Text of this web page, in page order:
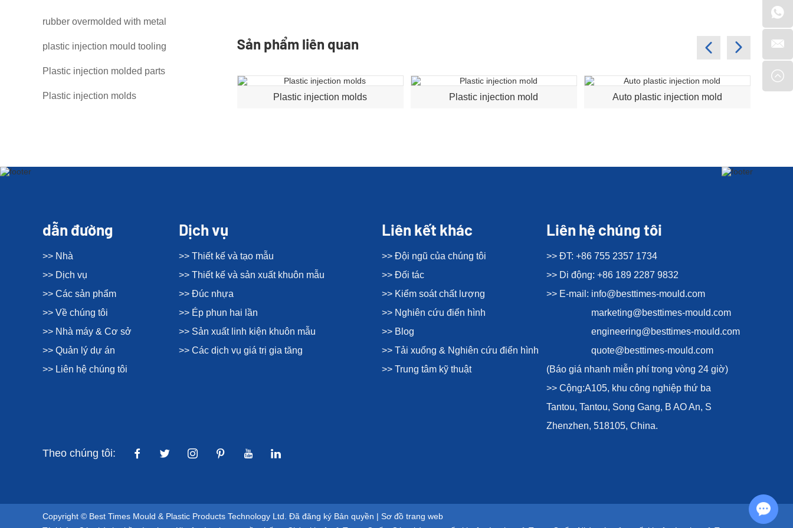
Sản phẩm liên quan
Plastic injection molds Plastic injection mold Auto plastic injection mold
rubber overmolded with metal
plastic injection mould tooling
Plastic injection molded parts
Plastic injection molds
dẫn đường
>> Nhà
>> Dịch vụ
>> Các sản phẩm
>> Về chúng tôi
>> Nhà máy & Cơ sở
>> Quản lý dự án
>> Liên hệ chúng tôi
Dịch vụ
>> Thiết kế và tạo mẫu
>> Thiết kế và sản xuất khuôn mẫu
>> Đúc nhựa
>> Ép phun hai lần
>> Sản xuất linh kiện khuôn mẫu
>> Các dịch vụ giá trị gia tăng
Liên kết khác
>> Đội ngũ của chúng tôi
>> Đối tác
>> Kiểm soát chất lượng
>> Nghiên cứu điển hình
>> Blog
>> Tải xuống & Nghiên cứu điển hình
>> Trung tâm kỹ thuật
Liên hệ chúng tôi
>> ĐT: +86 755 2357 1734
>> Di động: +86 189 2287 9832
>> E-mail: info@besttimes-mould.com
marketing@besttimes-mould.com
engineering@besttimes-mould.com
quote@besttimes-mould.com
(Báo giá nhanh miễn phí trong vòng 24 giờ)
>> Cộng:A105, khu công nghiệp thứ ba
Tantou, Tantou, Song Gang, B AO An, S
Zhenzhen, 518105, China.
Theo chúng tôi:
Copyright © Best Times Mould & Plastic Products Technology Ltd. Đã đăng ký Bản quyền | Sơ đồ trang web
Chat with Us